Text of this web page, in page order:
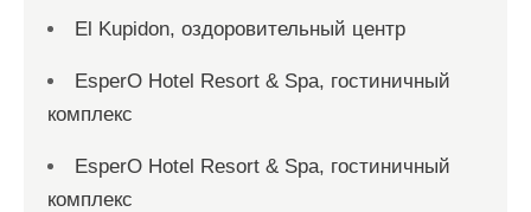
El Kupidon, оздоровительный центр
EsperO Hotel Resort & Spa, гостиничный
комплекс
EsperO Hotel Resort & Spa, гостиничный
комплекс